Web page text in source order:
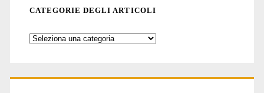
CATEGORIE DEGLI ARTICOLI
Categorie